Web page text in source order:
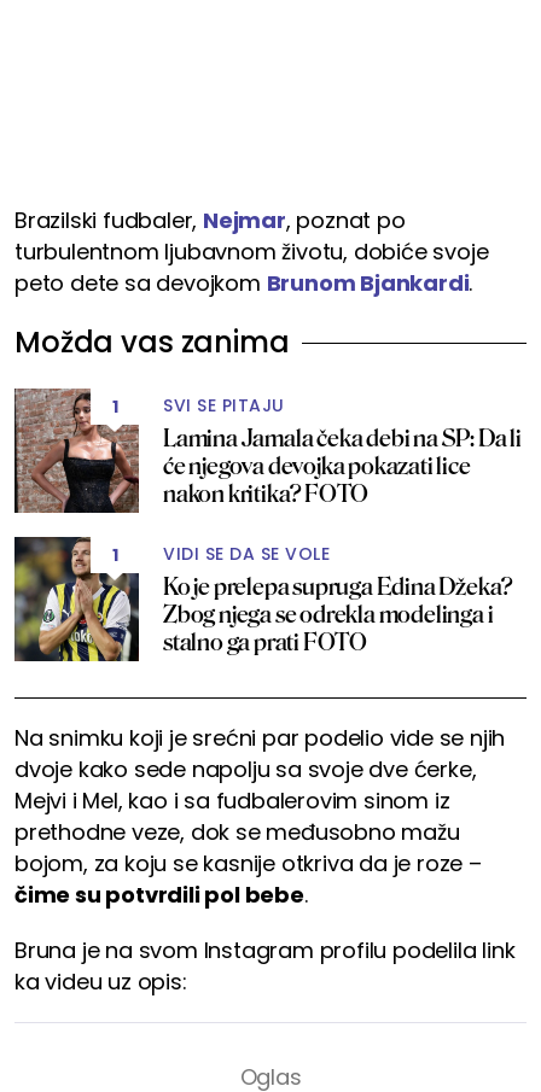
Brazilski fudbaler, Nejmar, poznat po
turbulentnom ljubavnom životu, dobiće svoje
peto dete sa devojkom Brunom Bjankardi.
Možda vas zanima
1 SVI SE PITAJU
Lamina Jamala čeka debi na SP: Da li
će njegova devojka pokazati lice
nakon kritika? FOTO
1 VIDI SE DA SE VOLE
Ko je prelepa supruga Edina Džeka?
Zbog njega se odrekla modelinga i
stalno ga prati FOTO
Na snimku koji je srećni par podelio vide se njih
dvoje kako sede napolju sa svoje dve ćerke,
Mejvi i Mel, kao i sa fudbalerovim sinom iz
prethodne veze, dok se međusobno mažu
bojom, za koju se kasnije otkriva da je roze –
čime su potvrdili pol bebe.
Bruna je na svom Instagram profilu podelila link
ka videu uz opis: